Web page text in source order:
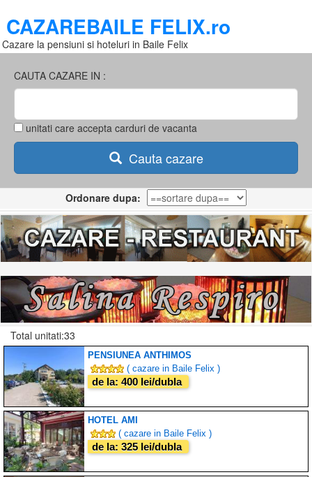
CAZAREBAILE FELIX.ro
Cazare la pensiuni si hoteluri in Baile Felix
CAUTA CAZARE IN :
unitati care accepta carduri de vacanta
Cauta cazare
Ordonare dupa:
Total unitati:33
PENSIUNEA ANTHIMOS
( cazare in Baile Felix )
de la: 400 lei/dubla
HOTEL AMI
( cazare in Baile Felix )
de la: 325 lei/dubla